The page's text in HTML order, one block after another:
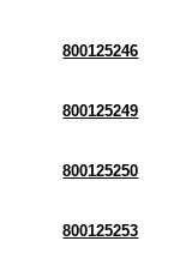
800125246
800125249
800125250
800125253